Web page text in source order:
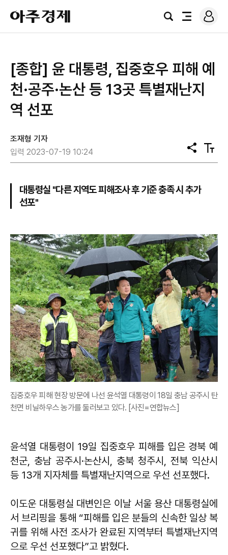
아
주
경
검
전
로
그
​[종합] ​윤 대통령, 집중호우 피해 예
천·공주·논산 등 13곳 특별재난지
역 선포
조재형 기자
입력 2023-07-19 10:24
공
유
텍
스
대통령실 "다른 지역도 피해조사 후 기준 충족 시 추가
선포"
집중호우 피해 현장 방문에 나선 윤석열 대통령이 18일 충남 공주시 탄
천면 비닐하우스 농가를 둘러보고 있다. [사진=연합뉴스]
윤석열 대통령이 19일 집중호우 피해를 입은 경북 예
천군, 충남 공주시·논산시, 충북 청주시, 전북 익산시
등 13개 지자체를 특별재난지역으로 우선 선포했다.
이도운 대통령실 대변인은 이날 서울 용산 대통령실에
서 브리핑을 통해 “피해를 입은 분들의 신속한 일상 복
귀를 위해 사전 조사가 완료된 지역부터 특별재난지역
으로 우선 선포했다”고 밝혔다.